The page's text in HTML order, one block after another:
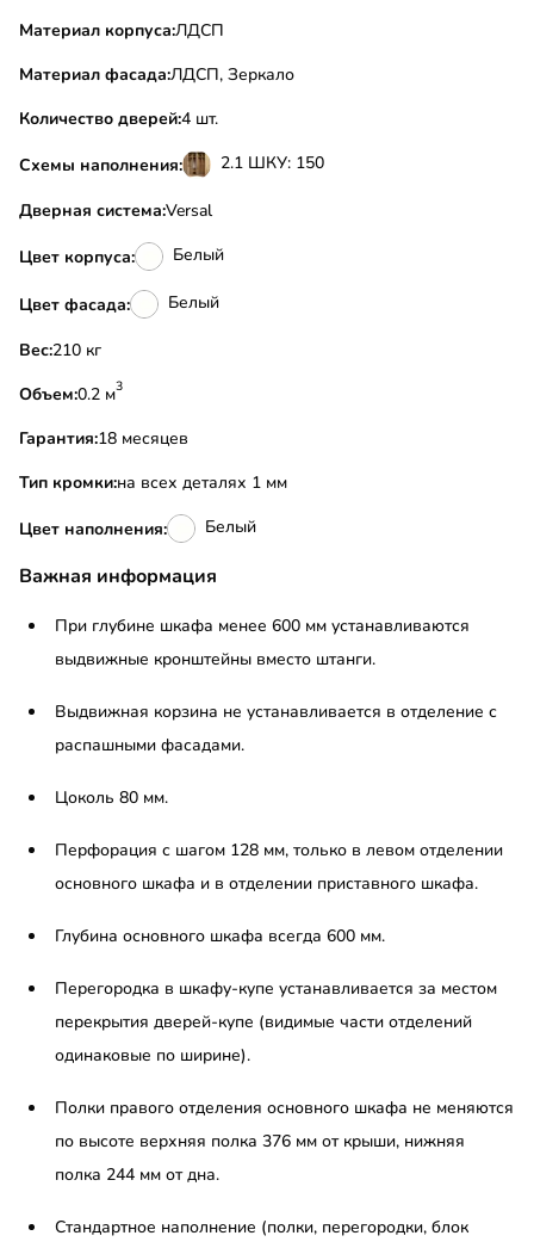
Материал корпуса:ЛДСП
Материал фасада:ЛДСП, Зеркало
Количество дверей:4 шт.
Схемы наполнения: 2.1 ШКУ: 150
Дверная система:Versal
Цвет корпуса: Белый
Цвет фасада: Белый
Вес:
210 кг
Объем:
0.2 м3
Гарантия:18 месяцев
Тип кромки:на всех деталях 1 мм
Цвет наполнения: Белый
Важная информация
При глубине шкафа менее 600 мм устанавливаются
выдвижные кронштейны вместо штанги.
Выдвижная корзина не устанавливается в отделение с
распашными фасадами.
Цоколь 80 мм.
Перфорация с шагом 128 мм, только в левом отделении
основного шкафа и в отделении приставного шкафа.
Глубина основного шкафа всегда 600 мм.
Перегородка в шкафу-купе устанавливается за местом
перекрытия дверей-купе (видимые части отделений
одинаковые по ширине).
Полки правого отделения основного шкафа не меняются
по высоте верхняя полка 376 мм от крыши, нижняя
полка 244 мм от дна.
Стандартное наполнение (полки, перегородки, блок